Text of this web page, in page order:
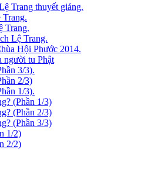
Trang thuyết giảng.
Trang.
Lệ Trang.
Hội Phước 2014.
người tu Phật
3/3).
2/3)
1/3).
(Phần 1/3)
(Phần 2/3)
(Phần 3/3)
1/2)
2/2)